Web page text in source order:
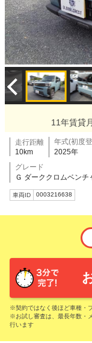
11年賃貸
走行距離
10km
年式(初度
2025年
グレード
Ｇ ダーククロムベンチ
車両ID 0003216638
※契約ではなく後ほど車種・
※お試し審査は、最長年数・
行います